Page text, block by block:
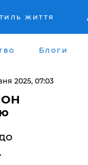
життя
Блоги
2025, 07:03